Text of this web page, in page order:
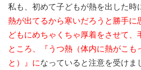
私も、初めて子どもが熱を出した時
熱が出てるから寒いだろうと勝手に
どもにめちゃくちゃ厚着をさせて、
ところ、『うつ熱（体内に熱がこも
と）』になっていると注意を受けま